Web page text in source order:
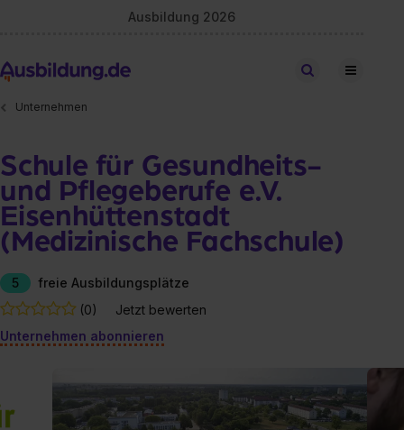
Ausbildung 2026
Stellen finden
Unternehmen
Schule für Gesundheits-
und Pflegeberufe e.V.
Eisenhüttenstadt
(Medizinische Fachschule)
5
freie Ausbildungsplätze
(0)
Jetzt bewerten
Unternehmen abonnieren